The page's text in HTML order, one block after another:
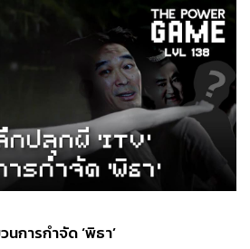
นการกำจัด ‘พิธา’